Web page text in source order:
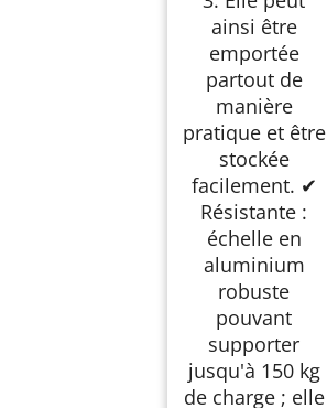
ainsi être
emportée
partout de
manière
pratique et être
stockée
facilement. ✔
Résistante :
échelle en
aluminium
robuste
pouvant
supporter
jusqu'à 150 kg
de charge ; elle